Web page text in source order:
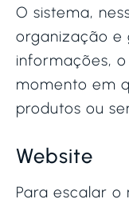
O sistema,
organização e
informações,
momento em
produtos ou
Website
Para escalar o